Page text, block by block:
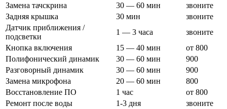
Замена тачскрина
30 — 60 мин
звоните
Задняя крышка
30 мин
звоните
Датчик приближения /
подсветки
1 — 3 часа
звоните
Кнопка включения
15 — 40 мин
от 800
Полифонический динамик
30 — 60 мин
900
Разговорный динамик
30 — 60 мин
900
Замена микрофона
20 — 60 мин
800
Восстановление ПО
1 час
от 800
Ремонт после воды
1-3 дня
звоните